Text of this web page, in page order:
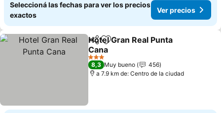
Seleccioná las fechas para ver los precios
exactos
Ver precios
CompartirAñadir a favoritos
Hotel Gran Real Punta
Cana
Ver precios
3 Estrellas
8,3 Muy bueno
456
a 7.9 km de: Centro de la ciudad